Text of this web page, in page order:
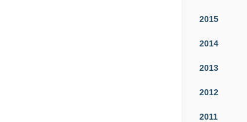
2015
2014
2013
2012
2011